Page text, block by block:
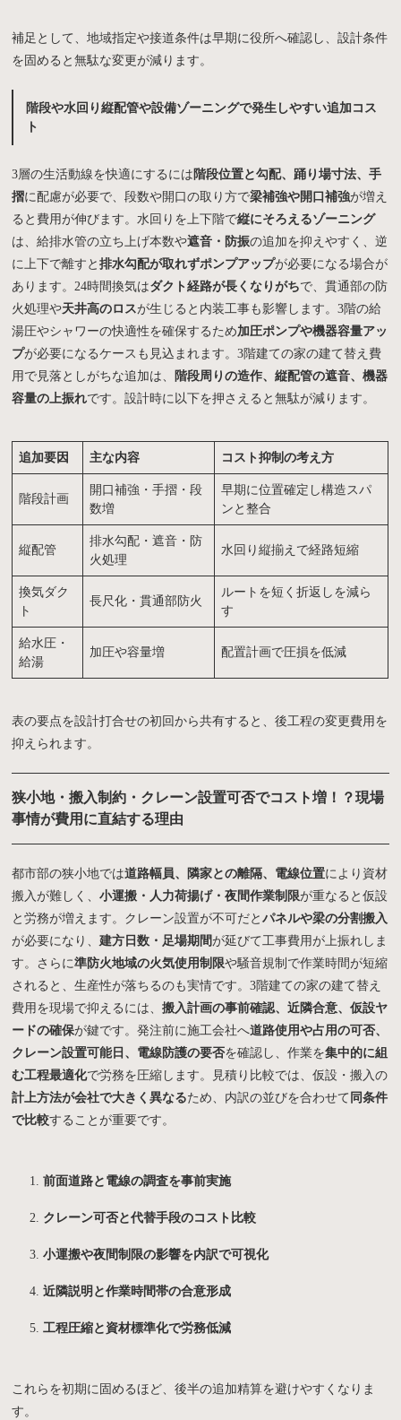
補足として、地域指定や接道条件は早期に役所へ確認し、設計条件
を固めると無駄な変更が減ります。
階段や水回り縦配管や設備ゾーニングで発生しやすい追加コス
ト
3層の生活動線を快適にするには 階段位置と勾配、踊り場寸法、手
摺に配慮が必要で、段数や開口の取り方で梁補強や開口補強が増え
ると費用が伸びます。水回りを上下階で縦にそろえるゾーニング
は、給排水管の立ち上げ本数や遮音・防振の追加を抑えやすく、逆
に上下で離すと排水勾配が取れずポンプアップが必要になる場合が
あります。24時間換気はダクト経路が長くなりがちで、貫通部の防
火処理や天井高のロスが生じると内装工事も影響します。3階の給
湯圧やシャワーの快適性を確保するため加圧ポンプや機器容量アッ
プが必要になるケースも見込まれます。3階建ての家の建て替え費
用で見落としがちな追加は、
階段周りの造作、縦配管の遮音、機器
容量の上振れです。設計時に以下を押さえると無駄が減ります。
追加要因 主な内容 コスト抑制の考え方
階段計画
開口補強・手摺・段
数増
早期に位置確定し構造スパ
ンと整合
縦配管
排水勾配・遮音・防
火処理
水回り縦揃えで経路短縮
換気ダク
ト
長尺化・貫通部防火
ルートを短く折返しを減ら
す
給水圧・
給湯
加圧や容量増 配置計画で圧損を低減
表の要点を設計打合せの初回から共有すると、後工程の変更費用を
抑えられます。
狭小地・搬入制約・クレーン設置可否でコスト増！？現場
事情が費用に直結する理由
都市部の狭小地では道路幅員、隣家との離隔、電線位置により資材
搬入が難しく、小運搬・人力荷揚げ・夜間作業制限が重なると仮設
と労務が増えます。クレーン設置が不可だとパネルや梁の分割搬入
が必要になり、建方日数・足場期間が延びて工事費用が上振れしま
す。さらに準防火地域の火気使用制限や騒音規制で作業時間が短縮
されると、生産性が落ちるのも実情です。3階建ての家の建て替え
費用を現場で抑えるには、搬入計画の事前確認、近隣合意、仮設ヤ
ードの確保が鍵です。発注前に施工会社へ道路使用や占用の可否、
クレーン設置可能日、電線防護の要否を確認し、作業を集中的に組
む工程最適化で労務を圧縮します。見積り比較では、仮設・搬入の
計上方法が会社で大きく異なるため、内訳の並びを合わせて 同条件
で比較することが重要です。
前面道路と電線の調査を事前実施
クレーン可否と代替手段のコスト比較
小運搬や夜間制限の影響を内訳で可視化
近隣説明と作業時間帯の合意形成
工程圧縮と資材標準化で労務低減
これらを初期に固めるほど、後半の追加精算を避けやすくなりま
す。